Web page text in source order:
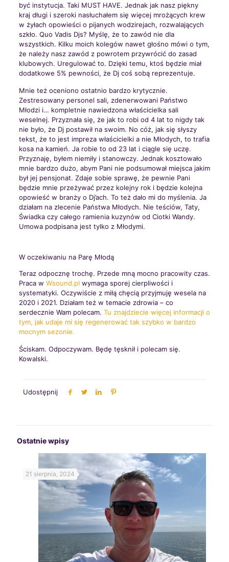
być instytucja. Taki MUST HAVE. Jednak jak nasz piękny
kraj długi i szeroki nasłuchałem się więcej mrożących krew
w żyłach opowieści o pijanych wodzirejach, rozwalających
szkło. Quo Vadis Djs? Myślę, że to zawód nie dla
wszystkich. Kilku moich kolegów nawet głośno mówi o tym,
że należy nasz zawód z powrotem przywrócić do zasad
klubowych. Uregulować to. Dzięki temu, ktoś będzie miał
dodatkowe 5% pewności, że Dj coś sobą reprezentuje.
Mnie też oceniono ostatnio bardzo krytycznie.
Zestresowany personel sali, zdenerwowani Państwo
Młodzi i… kompletnie nawiedzona właścicielka sali
weselnej. Przyznała się, że jak to robi od 4 lat to nigdy tak
nie było, że Dj postawił na swoim. No cóż, jak się słyszy
tekst, że to jest impreza właścicielki a nie Młodych, to trafia
kosa na kamień. Ja robie to od 23 lat i ciągle się uczę.
Przyznaję, byłem niemiły i stanowczy. Jednak kosztowało
mnie bardzo dużo, abym Pani nie podsumował miejsca jakim
był jej pensjonat. Zdaje sobie sprawę, że pewnie Pani
będzie mnie przeżywać przez kolejny rok i będzie kolejna
opowieść w branży o Dj’ach. To też dało mi do myślenia. Ja
działam na zlecenie Państwa Młodych. Nie teściów, Taty,
Świadka czy całego ramienia kuzynów od Ciotki Wandy.
Umowa podpisana jest tylko z Młodymi.
W oczekiwaniu na Parę Młodą
Teraz odpocznę trochę. Przede mną mocno pracowity czas.
Praca w Wsound.pl wymaga sporej cierpliwości i
systematyki. Oczywiście z miłą chęcią przyjmuję wesela na
2020 i 2021. Działam też w temacie zdrowia – co
serdecznie Wam polecam. Tu znajdziecie więcej informacji o
tym, jak udaje mi się regenerować tak szybko w bardzo
mocnym sezonie.
Ściskam. Odpoczywam. Będę tęsknił i polecam się.
Kowalski.
Udostępnij
Ostatnie wpisy
21 sierpnia, 2024